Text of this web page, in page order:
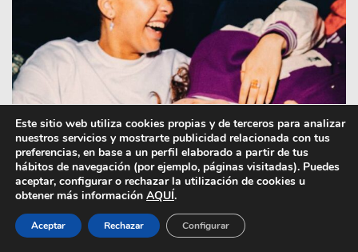
Este sitio web utiliza cookies propias y de terceros para analizar
nuestros servicios y mostrarte publicidad relacionada con tus
preferencias, en base a un perfil elaborado a partir de tus
hábitos de navegación (por ejemplo, páginas visitadas). Puedes
aceptar, configurar o rechazar la utilización de cookies u
obtener más información AQUÍ.
Aceptar Rechazar Configurar